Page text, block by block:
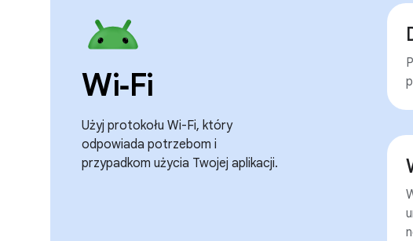
Wi‑Fi
Użyj protokołu Wi-Fi, który
odpowiada potrzebom i
przypadkom użycia Twojej aplikacji.